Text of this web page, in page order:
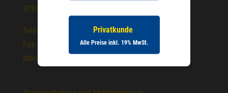
97980 Bad Mergentheim
Telefon: 07931 9750 0
Fax: 07931 9750 50
Mail: info@wolf-baumaschinen.de
Privatkunde
Alle Preise inkl. 19% MwSt.